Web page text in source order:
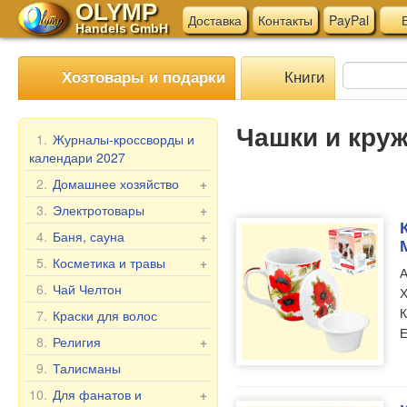
OLYMP
Handels GmbH Доставка Контакты PayPal
Хозтовары и подарки Книги
1. Журналы-кроссворды и
календари 2027
+
2. Домашнее хозяйство
Мангалы, гриль
Шампуры
Мантоварки
Товары для дома
Бытовая химия
Пельменницы, формы
и ножи для теста
Клеёнка в рулонах
Мясорубки
+
3. Электротовары
Электротовары для
кухни
Прочие электротовары
+
4. Баня, сауна
Веники для бани
Текстиль для бани
Аксессуары для бани
Косметика для бани и
ванны
+
5. Косметика и травы
Подарочные наборы
Бабушка Агафья
Репейник
Лошадиная Линия
Belle Jardin
6. Чай Челтон
7. Краски для волос
+
8. Религия
Иконы в машину
Настольные иконы, 2-,
9. Талисманы
+
10. Для фанатов и
Чашки и